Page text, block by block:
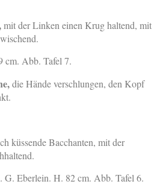
mit der Linken einen Krug haltend, mit
cm. Abb. Tafel 7.
die Hände verschlungen, den Kopf
küssende Bacchanten, mit der
Eberlein. H. 82 cm. Abb. Tafel 6.